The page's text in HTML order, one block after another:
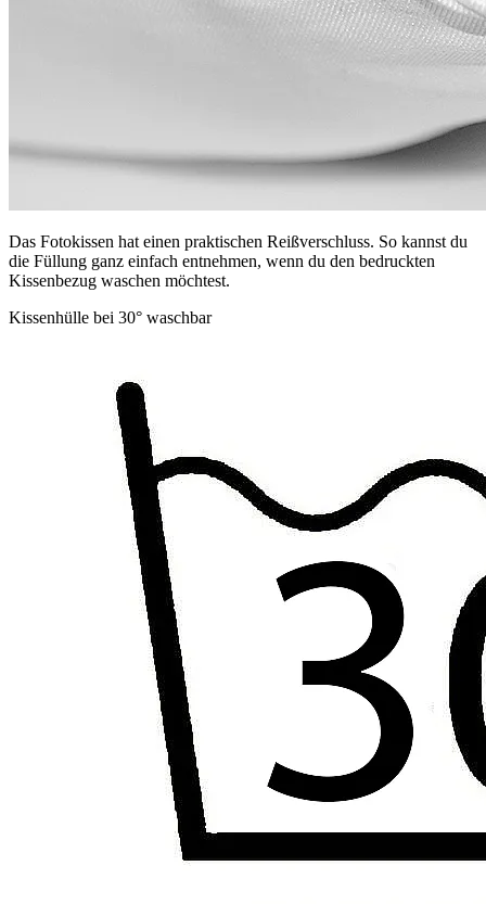
Das Fotokissen hat einen praktischen Reißverschluss. So kannst du
die Füllung ganz einfach entnehmen, wenn du den bedruckten
Kissenbezug waschen möchtest.
Kissenhülle bei 30° waschbar